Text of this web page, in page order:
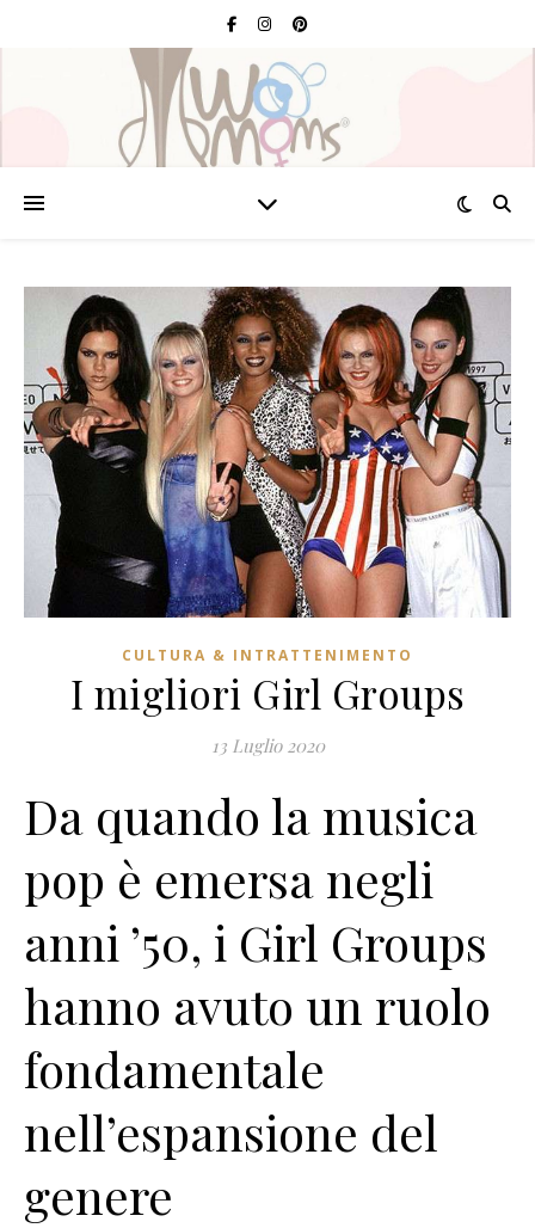
CULTURA & INTRATTENIMENTO
I migliori Girl Groups
13 Luglio 2020
Da quando la musica
pop è emersa negli
anni ’50, i Girl Groups
hanno avuto un ruolo
fondamentale
nell’espansione del
genere